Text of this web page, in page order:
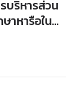
าหารือใน
นทางการ